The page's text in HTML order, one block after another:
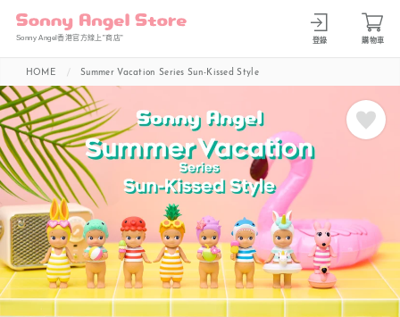
Sonny Angel香港官方線上”商店” 登錄 購物車
HOME Summer Vacation Series Sun-Kissed Style